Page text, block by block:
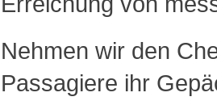
Nehmen wir den
Passagiere ihr